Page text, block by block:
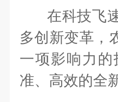
在科技飞
多创新变革，
一项影响力
准、高效的全